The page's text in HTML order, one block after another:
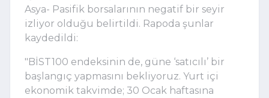
Asya- Pasifik borsalarının negatif bir seyir
izliyor olduğu belirtildi. Rapoda şunlar
kaydedildi:
"BİST100 endeksinin de, güne ‘satıcılı’ bir
başlangıç yapmasını bekliyoruz. Yurt içi
ekonomik takvimde; 30 Ocak haftasına